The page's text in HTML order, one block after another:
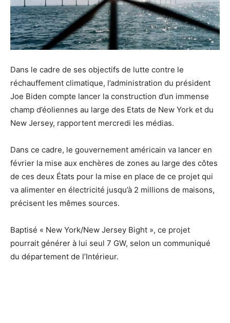
Dans le cadre de ses objectifs de lutte contre le
réchauffement climatique, l’administration du président
Joe Biden compte lancer la construction d’un immense
champ d’éoliennes au large des Etats de New York et du
New Jersey, rapportent mercredi les médias.
Dans ce cadre, le gouvernement américain va lancer en
février la mise aux enchères de zones au large des côtes
de ces deux États pour la mise en place de ce projet qui
va alimenter en électricité jusqu’à 2 millions de maisons,
précisent les mêmes sources.
Baptisé « New York/New Jersey Bight », ce projet
pourrait générer à lui seul 7 GW, selon un communiqué
du département de l’Intérieur.